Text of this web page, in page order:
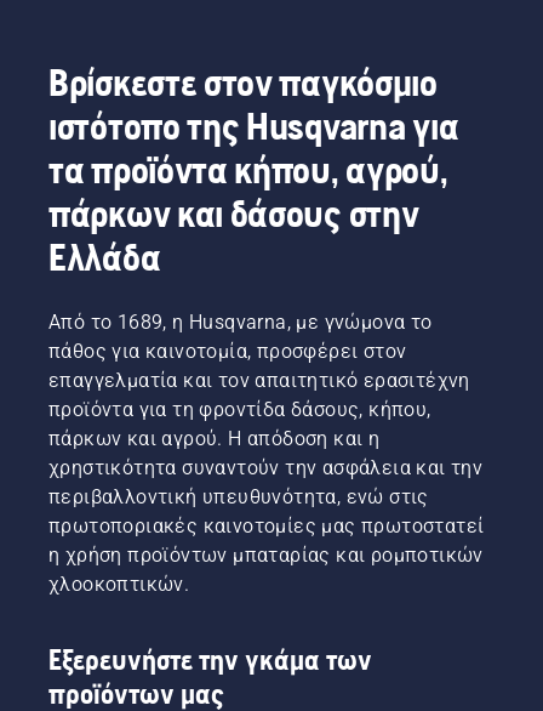
Βρίσκεστε στον παγκόσμιο
ιστότοπο της Husqvarna για
τα προϊόντα κήπου, αγρού,
πάρκων και δάσους στην
Ελλάδα
Από το 1689, η Husqvarna, με γνώμονα το
πάθος για καινοτομία, προσφέρει στον
επαγγελματία και τον απαιτητικό ερασιτέχνη
προϊόντα για τη φροντίδα δάσους, κήπου,
πάρκων και αγρού. Η απόδοση και η
χρηστικότητα συναντούν την ασφάλεια και την
περιβαλλοντική υπευθυνότητα, ενώ στις
πρωτοποριακές καινοτομίες μας πρωτοστατεί
η χρήση προϊόντων μπαταρίας και ρομποτικών
χλοοκοπτικών.
Εξερευνήστε την γκάμα των
προϊόντων μας